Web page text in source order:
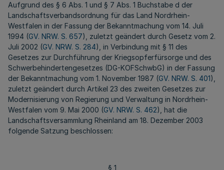
Aufgrund des § 6 Abs. 1 und § 7 Abs. 1 Buchstabe d der
Landschaftsverbandsordnung für das Land Nordrhein-
Westfalen in der Fassung der Bekanntmachung vom 14. Juli
1994 (GV. NRW. S. 657), zuletzt geändert durch Gesetz vom 2.
Juli 2002 (GV. NRW. S. 284), in Verbindung mit § 11 des
Gesetzes zur Durchführung der Kriegsopferfürsorge und des
Schwerbehindertengesetzes (DG-KOFSchwbG) in der Fassung
der Bekanntmachung vom 1. November 1987 (GV. NRW. S. 401),
zuletzt geändert durch Artikel 23 des zweiten Gesetzes zur
Modernisierung von Regierung und Verwaltung in Nordrhein-
Westfalen vom 9. Mai 2000 (GV. NRW. S. 462), hat die
Landschaftsversammlung Rheinland am 18. Dezember 2003
folgende Satzung beschlossen:
§ 1